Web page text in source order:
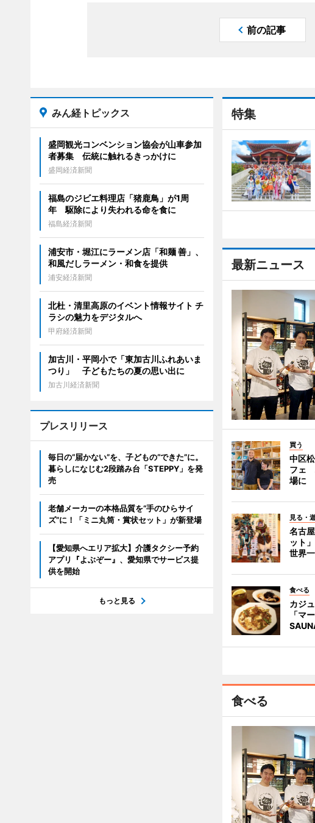
前の記事
特集
最新ニュース
買う
中区
フェ
場に
見る・
名古
ット
世界
食べる
カジ
「マ
食べる
みん経トピックス
盛岡観光コンベンション協会が山車参加
者募集 伝統に触れるきっかけに
盛岡経済新聞
福島のジビエ料理店「猪鹿鳥」が1周
年 駆除により失われる命を食に
福島経済新聞
浦安市・堀江にラーメン店「和麺 善」、
和風だしラーメン・和食を提供
浦安経済新聞
北杜・清里高原のイベント情報サイト チ
ラシの魅力をデジタルへ
甲府経済新聞
加古川・平岡小で「東加古川ふれあいま
つり」 子どもたちの夏の思い出に
加古川経済新聞
プレスリリース
毎日の“届かない”を、子どもの“できた”に。
暮らしになじむ2段踏み台「STEPPY」を発
売
老舗メーカーの本格品質を“手のひらサイ
ズ”に！「ミニ丸筒・賞状セット」が新登場
【愛知県へエリア拡大】介護タクシー予約
アプリ『よぶぞー』、愛知県でサービス提
供を開始
もっと見る